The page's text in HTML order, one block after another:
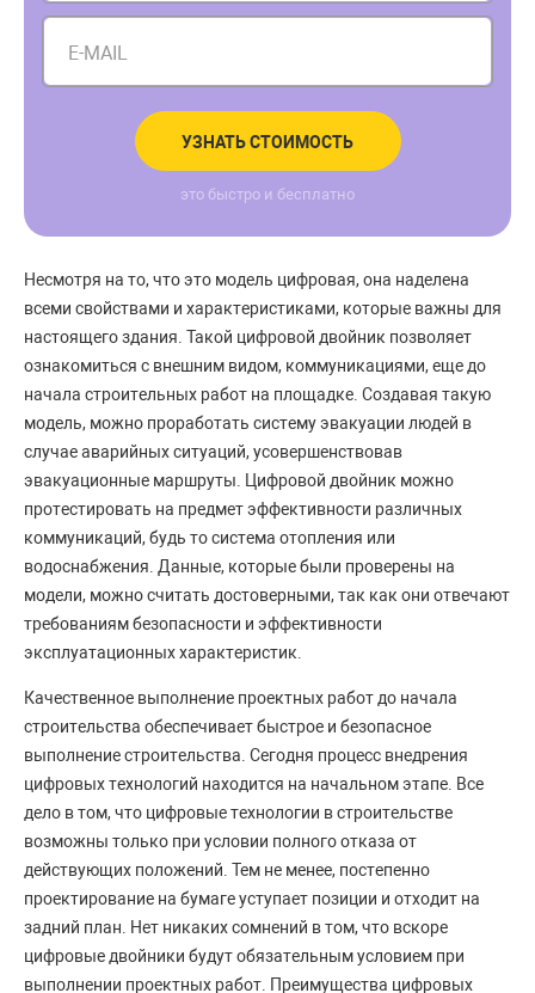
E-MAIL
УЗНАТЬ СТОИМОСТЬ
это быстро и бесплатно
Несмотря на то, что это модель цифровая, она наделена
всеми свойствами и характеристиками, которые важны для
настоящего здания. Такой цифровой двойник позволяет
ознакомиться с внешним видом, коммуникациями, еще до
начала строительных работ на площадке. Создавая такую
модель, можно проработать систему эвакуации людей в
случае аварийных ситуаций, усовершенствовав
эвакуационные маршруты. Цифровой двойник можно
протестировать на предмет эффективности различных
коммуникаций, будь то система отопления или
водоснабжения. Данные, которые были проверены на
модели, можно считать достоверными, так как они отвечают
требованиям безопасности и эффективности
эксплуатационных характеристик.
Качественное выполнение проектных работ до начала
строительства обеспечивает быстрое и безопасное
выполнение строительства. Сегодня процесс внедрения
цифровых технологий находится на начальном этапе. Все
дело в том, что цифровые технологии в строительстве
возможны только при условии полного отказа от
действующих положений. Тем не менее, постепенно
проектирование на бумаге уступает позиции и отходит на
задний план. Нет никаких сомнений в том, что вскоре
цифровые двойники будут обязательным условием при
выполнении проектных работ. Преимущества цифровых